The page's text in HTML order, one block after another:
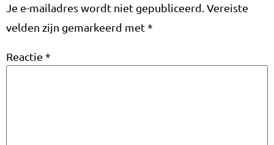
Je e-mailadres wordt niet gepubliceerd. Vereiste
velden zijn gemarkeerd met*
Reactie *